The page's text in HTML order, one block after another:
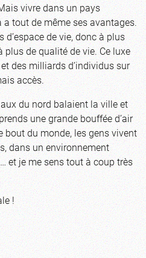
vivre dans un pays
tout de même ses avantages.
d’espace de vie, donc à plus
plus de qualité de vie. Ce luxe
des milliards d’individus sur
accès.
du nord balaient la ville et
une grande bouffée d’air
bout du monde, les gens vivent
dans un environnement
et je me sens tout à coup très
!